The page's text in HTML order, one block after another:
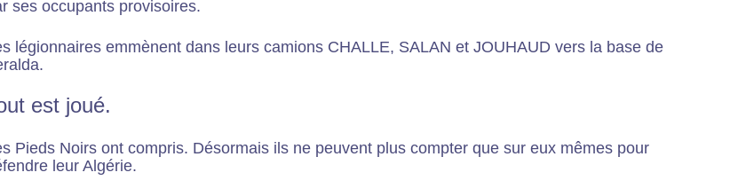
ses occupants provisoires.
légionnaires emmènent dans leurs camions CHALLE, SALAN et JOUHAUD vers la base de
est joué.
Pieds Noirs ont compris. Désormais ils ne peuvent plus compter que sur eux mêmes pour
leur Algérie.